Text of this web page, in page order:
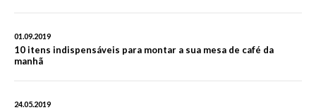
01.09.2019
10 itens indispensáveis para montar a sua mesa de café da
manhã
24.05.2019